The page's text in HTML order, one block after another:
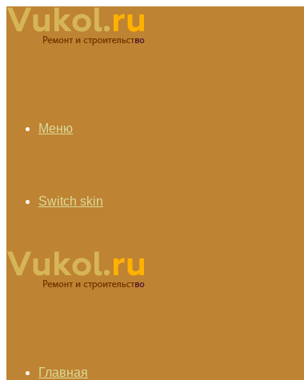
Меню
Switch skin
Главная